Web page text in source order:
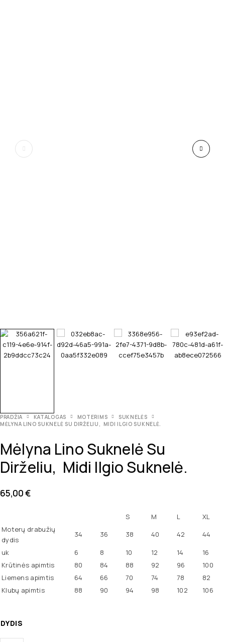
PRADŽIA KATALOGAS MOTERIMS
SUKNELĖS
MĖLYNA LINO SUKNELĖ SU DIRŽELIU, MIDI ILGIO SUKNELĖ.
Mėlyna Lino Suknelė Su
Dirželiu, Midi Ilgio Suknelė.
65,00€
S M L
XL
Moterų drabužių
dydis
34 36 38 40 42
44
uk
6 8 10 12 14
16
Krūtinės apimtis
80 84 88 92 96
100
Liemens apimtis
64 66 70 74 78
82
Klubų apimtis
88 90 94 98 102 106
DYDIS